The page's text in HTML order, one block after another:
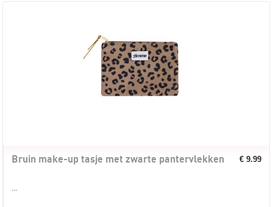
Bruin make-up tasje met zwarte pantervlekken € 9.99